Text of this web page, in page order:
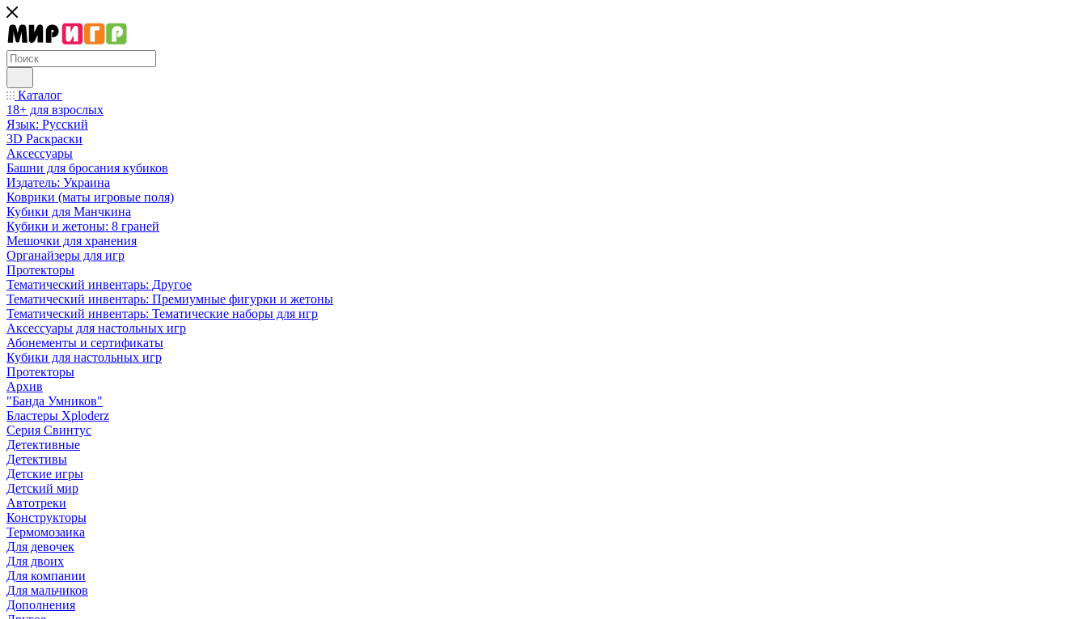
Каталог
18+ для взрослых
Язык: Русский
3D Раскраски
Аксессуары
Башни для бросания кубиков
Издатель: Украина
Коврики (маты игровые поля)
Кубики для Манчкина
Кубики и жетоны: 8 граней
Мешочки для хранения
Органайзеры для игр
Протекторы
Тематический инвентарь: Другое
Тематический инвентарь: Премиумные фигурки и жетоны
Тематический инвентарь: Тематические наборы для игр
Аксессуары для настольных игр
Абонементы и сертификаты
Кубики для настольных игр
Протекторы
Архив
"Банда Умников"
Бластеры Xploderz
Cерия Свинтус
Детективные
Детективы
Детские игры
Детский мир
Автотреки
Конструкторы
Термомозаика
Для девочек
Для двоих
Для компании
Для мальчиков
Дополнения